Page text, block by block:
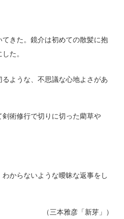
きた。鏡介は初めての散髪に抱
た。
ような、不思議な心地よさがあ
術修行で切りに切った藺草や
からないような曖昧な返事をし
（三本雅彦「新芽」）